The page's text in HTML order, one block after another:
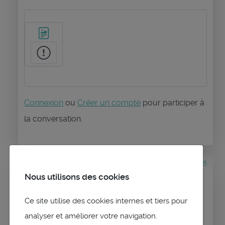
Connexion ou Créer un compte pour participer à
la conversation.
#3705
parmaitai
Réponse de
maitaisur le sujet Latest update qtVlm-
5.12.23-p1-intel not working on MacOS
Nous utilisons des cookies
Ce site utilise des cookies internes et tiers pour
analyser et améliorer votre navigation.